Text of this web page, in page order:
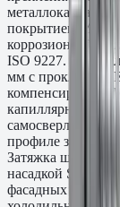
металлокаркасу.
покрытием
коррозионной
ISO 9227. В
мм с прокладкой
компенсирует
капиллярное
самосверлящего
профиле за один
Затяжка
насадкой SW8.
фасадных